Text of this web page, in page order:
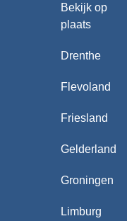
Bekijk op
plaats
Drenthe
Flevoland
Friesland
Gelderland
Groningen
Limburg